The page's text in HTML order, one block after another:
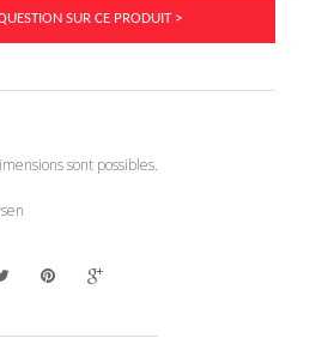
SUR CE PRODUIT >
sont possibles.